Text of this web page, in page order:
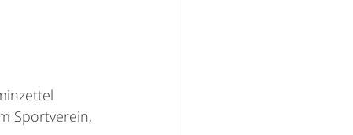
Sportverein,